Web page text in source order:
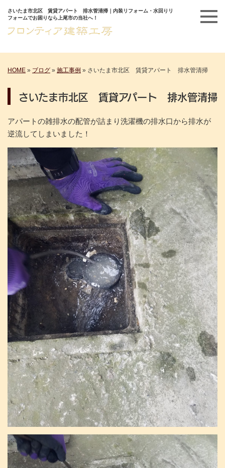
さいたま市北区 賃貸アパート 排水管清掃｜内装リフォーム・水回りリ
フォームでお困りなら上尾市の当社へ！
HOME » ブログ » 施工事例 » さいたま市北区 賃貸アパート 排水管清掃
さいたま市北区 賃貸アパート 排水管清掃
アパートの雑排水の配管が詰まり洗濯機の排水口から排水が
逆流してしまいました！